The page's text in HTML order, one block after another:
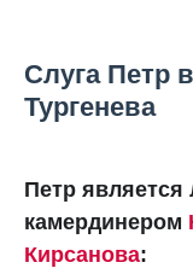
Слуга Петр
Тургенева
Петр
камердинером
Кирсанова: